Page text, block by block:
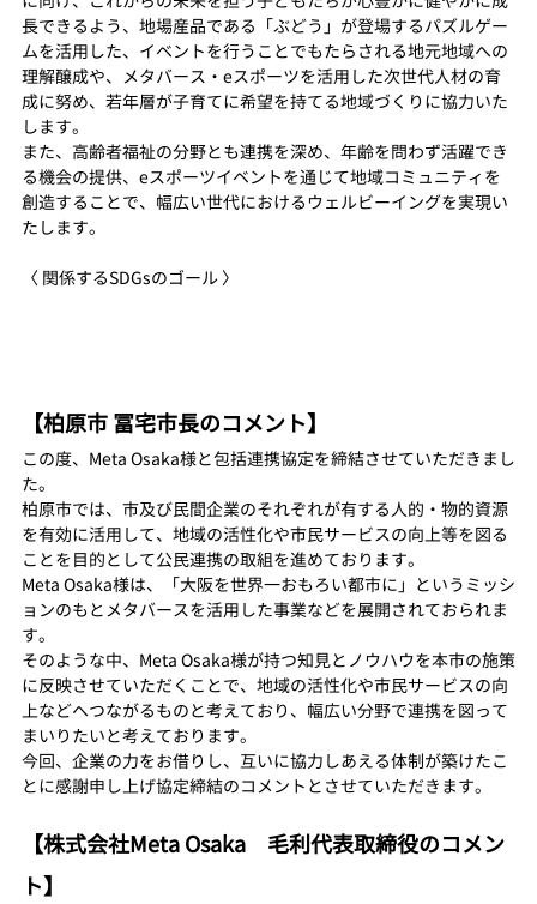
長できるよう、地場産品である「ぶどう」が登場するパズルゲー
ムを活用した、イベントを行うことでもたらされる地元地域への
理解醸成や、メタバース・eスポーツを活用した次世代人材の育
成に努め、若年層が子育てに希望を持てる地域づくりに協力いた
します。
また、高齢者福祉の分野とも連携を深め、年齢を問わず活躍でき
る機会の提供、eスポーツイベントを通じて地域コミュニティを
創造することで、幅広い世代におけるウェルビーイングを実現い
たします。
〈 関係するSDGsのゴール 〉
【柏原市 冨宅市長のコメント】
この度、Meta Osaka様と包括連携協定を締結させていただきまし
た。
柏原市では、市及び民間企業のそれぞれが有する人的・物的資源
を有効に活用して、地域の活性化や市民サービスの向上等を図る
ことを目的として公民連携の取組を進めております。
Meta Osaka様は、「大阪を世界一おもろい都市に」というミッシ
ョンのもとメタバースを活用した事業などを展開されておられま
す。
そのような中、Meta Osaka様が持つ知見とノウハウを本市の施策
に反映させていただくことで、地域の活性化や市民サービスの向
上などへつながるものと考えており、幅広い分野で連携を図って
まいりたいと考えております。
今回、企業の力をお借りし、互いに協力しあえる体制が築けたこ
とに感謝申し上げ協定締結のコメントとさせていただきます。
【株式会社Meta Osaka　毛利代表取締役のコメン
ト】